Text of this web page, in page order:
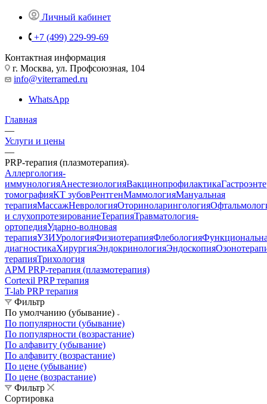
Личный кабинет
+7 (499) 229-99-69
Контактная информация
г. Москва, ул. Профсоюзная, 104
info@viterramed.ru
WhatsApp
Главная
—
Услуги и цены
—
PRP-терапия (плазмотерапия)
Аллергология-
иммунологияАнестезиологияВакцинопрофилактика
томографияКТ зубовРентгенМаммологияМануальная
терапияМассажНеврологияОториноларингология
и слухопротезированиеТерапияТравматология-
ортопедияУдарно-волновая
терапияУЗИУрологияФизиотерапияФлебология
диагностикаХирургияЭндокринологияЭндоскопия
терапияТрихология
АРМ PRP-терапия (плазмотерапия)
Cortexil PRP терапия
T-lab PRP терапия
Фильтр
По умолчанию (убывание)
По популярности (убывание)
По популярности (возрастание)
По алфавиту (убывание)
По алфавиту (возрастание)
По цене (убывание)
По цене (возрастание)
Фильтр
Сортировка